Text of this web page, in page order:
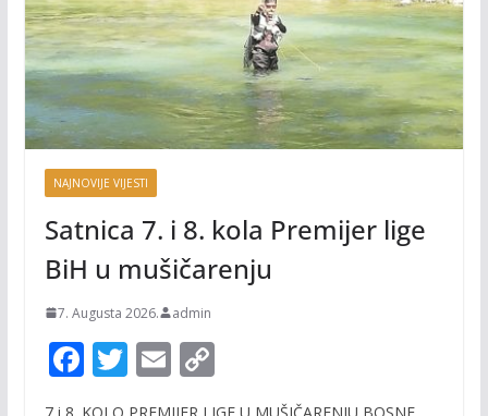
NAJNOVIJE VIJESTI
Satnica 7. i 8. kola Premijer lige
BiH u mušičarenju
7. Augusta 2026. admin
F T E C
7 i 8. KOLO PREMIJER LIGE U MUŠIČARENJU BOSNE